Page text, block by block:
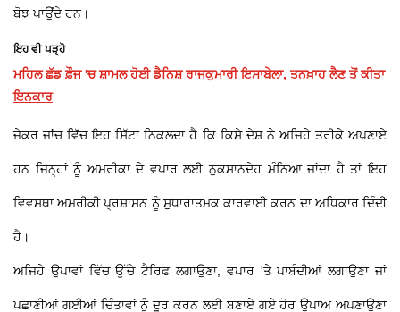
ਬੋਝ ਪਾਉਂਦੇ ਹਨ।
ਇਹ ਵੀ ਪੜ੍ਹੋ
ਮਹਿਲ ਛੱਡ ਫ਼ੌਜ 'ਚ ਸ਼ਾਮਲ ਹੋਈ ਡੈਨਿਸ਼ ਰਾਜਕੁਮਾਰੀ ਇਸਾਬੇਲਾ, ਤਨਖ਼ਾਹ ਲੈਣ ਤੋਂ ਕੀਤਾ
ਇਨਕਾਰ
ਜੇਕਰ ਜਾਂਚ ਵਿੱਚ ਇਹ ਸਿੱਟਾ ਨਿਕਲਦਾ ਹੈ ਕਿ ਕਿਸੇ ਦੇਸ਼ ਨੇ ਅਜਿਹੇ ਤਰੀਕੇ ਅਪਣਾਏ
ਹਨ ਜਿਨ੍ਹਾਂ ਨੂੰ ਅਮਰੀਕਾ ਦੇ ਵਪਾਰ ਲਈ ਨੁਕਸਾਨਦੇਹ ਮੰਨਿਆ ਜਾਂਦਾ ਹੈ ਤਾਂ ਇਹ
ਵਿਵਸਥਾ ਅਮਰੀਕੀ ਪ੍ਰਸ਼ਾਸਨ ਨੂੰ ਸੁਧਾਰਾਤਮਕ ਕਾਰਵਾਈ ਕਰਨ ਦਾ ਅਧਿਕਾਰ ਦਿੰਦੀ
ਹੈ।
ਅਜਿਹੇ ਉਪਾਵਾਂ ਵਿੱਚ ਉੱਚੇ ਟੈਰਿਫ ਲਗਾਉਣਾ, ਵਪਾਰ 'ਤੇ ਪਾਬੰਦੀਆਂ ਲਗਾਉਣਾ ਜਾਂ
ਪਛਾਣੀਆਂ ਗਈਆਂ ਚਿੰਤਾਵਾਂ ਨੂੰ ਦੂਰ ਕਰਨ ਲਈ ਬਣਾਏ ਗਏ ਹੋਰ ਉਪਾਅ ਅਪਣਾਉਣਾ